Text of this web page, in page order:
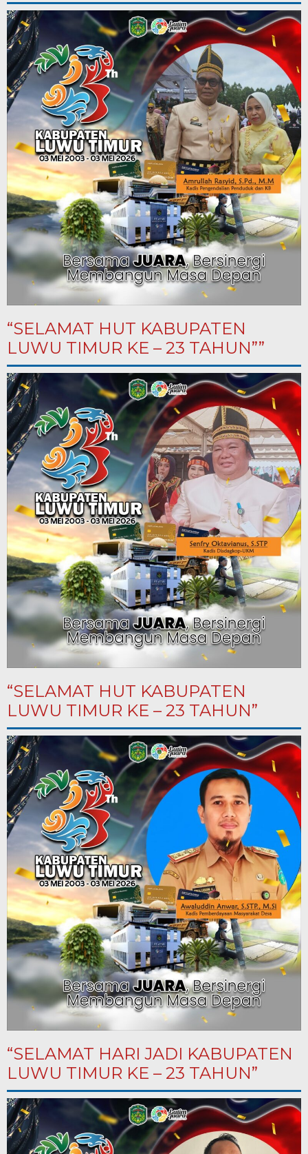
“SELAMAT HUT KABUPATEN
LUWU TIMUR KE – 23 TAHUN””
“SELAMAT HUT KABUPATEN
LUWU TIMUR KE – 23 TAHUN”
“SELAMAT HARI JADI KABUPATEN
LUWU TIMUR KE – 23 TAHUN”